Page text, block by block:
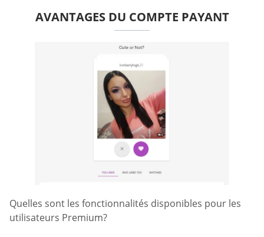
AVANTAGES DU COMPTE PAYANT
Quelles sont les fonctionnalités disponibles pour les
utilisateurs Premium?